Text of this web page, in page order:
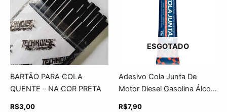
BARTÃO PARA COLA
QUENTE – NA COR PRETA
R$3,00
ESGOTADO
Adesivo Cola Junta De
Motor Diesel Gasolina Álcool
R$7,90